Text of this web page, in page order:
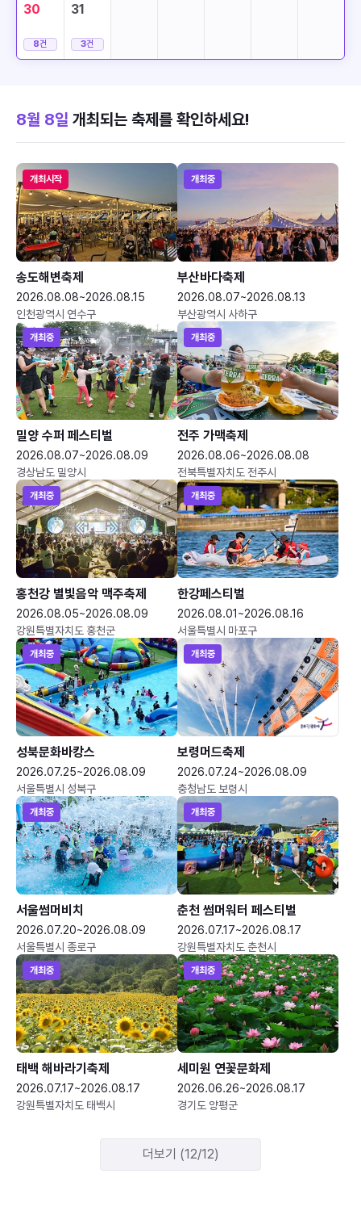
30
8건
31
3건
8월 8일 개최되는 축제를 확인하세요!
개최시작
송도해변축제
2026.08.08~2026.08.15
인천광역시 연수구
개최중
부산바다축제
2026.08.07~2026.08.13
부산광역시 사하구
개최중
밀양 수퍼 페스티벌
2026.08.07~2026.08.09
경상남도 밀양시
개최중
전주 가맥축제
2026.08.06~2026.08.08
전북특별자치도 전주시
개최중
홍천강 별빛음악 맥주축제
2026.08.05~2026.08.09
강원특별자치도 홍천군
개최중
한강페스티벌
2026.08.01~2026.08.16
서울특별시 마포구
개최중
성북문화바캉스
2026.07.25~2026.08.09
서울특별시 성북구
개최중
보령머드축제
2026.07.24~2026.08.09
충청남도 보령시
개최중
서울썸머비치
2026.07.20~2026.08.09
서울특별시 종로구
개최중
춘천 썸머워터 페스티벌
2026.07.17~2026.08.17
강원특별자치도 춘천시
개최중
태백 해바라기축제
2026.07.17~2026.08.17
강원특별자치도 태백시
개최중
세미원 연꽃문화제
2026.06.26~2026.08.17
경기도 양평군
더보기 (12/12)